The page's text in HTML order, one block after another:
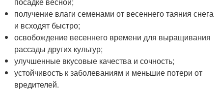
получение влаги семенами от весеннего таяния снега
и всходят быстро;
освобождение весеннего времени для выращивания
рассады других культур;
улучшенные вкусовые качества и сочность;
устойчивость к заболеваниям и меньшие потери от
вредителей.